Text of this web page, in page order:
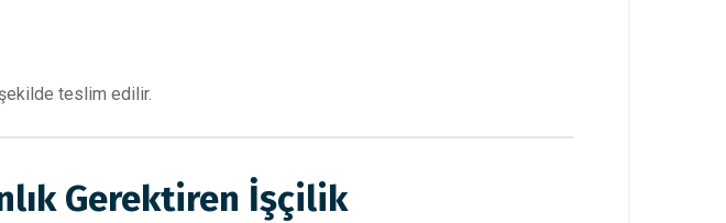
teslim edilir.
Gerektiren İşçilik